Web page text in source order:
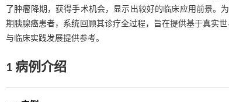
了肿瘤降期，获得手术机会，显示出较好的临床应用前景。
期胰腺癌患者，系统回顾其诊疗全过程，旨在提供基于真实
与临床实践发展提供参考。
1 病例介绍